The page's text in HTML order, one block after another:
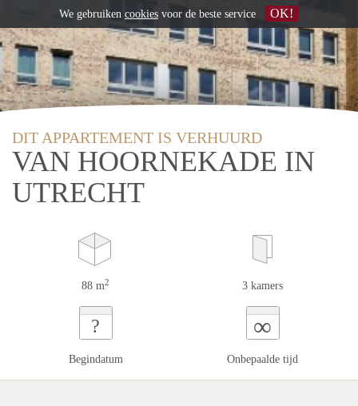
DIT APPARTEMENT IS VERHUURD
VAN HOORNEKADE IN
UTRECHT
88 m2 3 kamers
?
Begindatum
∞
Onbepaalde tijd
We gebruiken cookies voor de beste service OK!